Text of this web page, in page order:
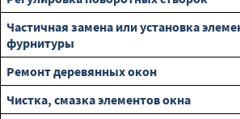
Частичная замена или установка
фурнитуры
Ремонт деревянных окон
Чистка, смазка элементов окна